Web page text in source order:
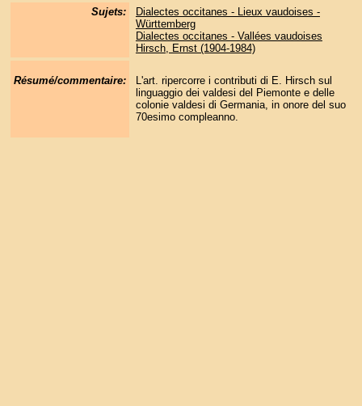
Sujets:
Dialectes occitanes - Lieux vaudoises -
Württemberg
Dialectes occitanes - Vallées vaudoises
Hirsch, Ernst (1904-1984)
Résumé/commentaire:
L'art. ripercorre i contributi di E. Hirsch sul
linguaggio dei valdesi del Piemonte e delle
colonie valdesi di Germania, in onore del suo
70esimo compleanno.